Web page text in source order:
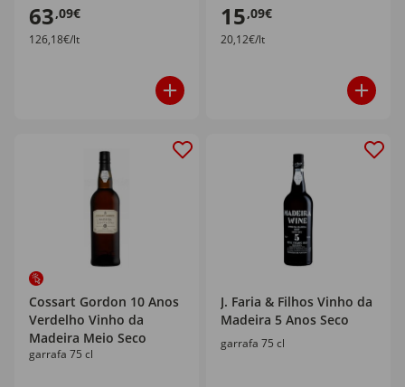
63,09€
126,18€/lt
15,09€
20,12€/lt
Cossart Gordon 10 Anos
Verdelho Vinho da
Madeira Meio Seco
garrafa 75 cl
J. Faria & Filhos Vinho da
Madeira 5 Anos Seco
garrafa 75 cl